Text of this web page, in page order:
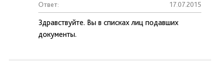
Ответ: 17.07.2015
Здравствуйте. Вы в списках лиц подавших
документы.